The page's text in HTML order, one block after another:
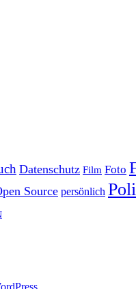
Datenschutz Film Foto
Source persönlich